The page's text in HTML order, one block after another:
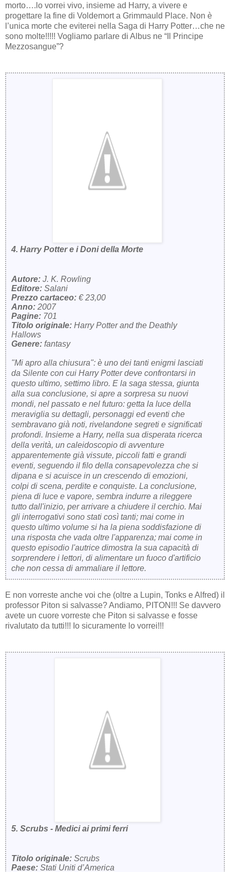
morto….lo vorrei vivo, insieme ad Harry, a vivere e
progettare la fine di Voldemort a Grimmauld Place. Non è
l’unica morte che eviterei nella Saga di Harry Potter…che ne
sono molte!!!!! Vogliamo parlare di Albus ne “Il Principe
Mezzosangue”?
4. Harry Potter e i Doni della Morte
Autore: J. K. Rowling
Editore: Salani
Prezzo cartaceo: € 23,00
Anno: 2007
Pagine: 701
Titolo originale: Harry Potter and the Deathly
Hallows
Genere: fantasy
"Mi apro alla chiusura": è uno dei tanti enigmi lasciati
da Silente con cui Harry Potter deve confrontarsi in
questo ultimo, settimo libro. E la saga stessa, giunta
alla sua conclusione, si apre a sorpresa su nuovi
mondi, nel passato e nel futuro: getta la luce della
meraviglia su dettagli, personaggi ed eventi che
sembravano già noti, rivelandone segreti e significati
profondi. Insieme a Harry, nella sua disperata ricerca
della verità, un caleidoscopio di avventure
apparentemente già vissute, piccoli fatti e grandi
eventi, seguendo il filo della consapevolezza che si
dipana e si acuisce in un crescendo di emozioni,
colpi di scena, perdite e conquiste. La conclusione,
piena di luce e vapore, sembra indurre a rileggere
tutto dall'inizio, per arrivare a chiudere il cerchio. Mai
gli interrogativi sono stati così tanti; mai come in
questo ultimo volume si ha la piena soddisfazione di
una risposta che vada oltre l'apparenza; mai come in
questo episodio l'autrice dimostra la sua capacità di
sorprendere i lettori, di alimentare un fuoco d'artificio
che non cessa di ammaliare il lettore.
E non vorreste anche voi che (oltre a Lupin, Tonks e Alfred) il
professor Piton si salvasse? Andiamo, PITON!!! Se davvero
avete un cuore vorreste che Piton si salvasse e fosse
rivalutato da tutti!!! Io sicuramente lo vorrei!!!
5. Scrubs - Medici ai primi ferri
Titolo originale: Scrubs
Paese: Stati Uniti d’America